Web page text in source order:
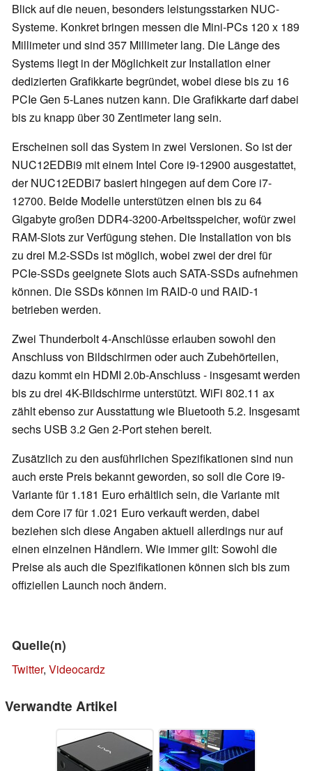
Blick auf die neuen, besonders leistungsstarken NUC-
Systeme. Konkret bringen messen die Mini-PCs 120 x 189
Millimeter und sind 357 Millimeter lang. Die Länge des
Systems liegt in der Möglichkeit zur Installation einer
dedizierten Grafikkarte begründet, wobei diese bis zu 16
PCIe Gen 5-Lanes nutzen kann. Die Grafikkarte darf dabei
bis zu knapp über 30 Zentimeter lang sein.
Erscheinen soll das System in zwei Versionen. So ist der
NUC12EDBi9 mit einem Intel Core i9-12900 ausgestattet,
der NUC12EDBi7 basiert hingegen auf dem Core i7-
12700. Beide Modelle unterstützen einen bis zu 64
Gigabyte großen DDR4-3200-Arbeitsspeicher, wofür zwei
RAM-Slots zur Verfügung stehen. Die Installation von bis
zu drei M.2-SSDs ist möglich, wobei zwei der drei für
PCIe-SSDs geeignete Slots auch SATA-SSDs aufnehmen
können. Die SSDs können im RAID-0 und RAID-1
betrieben werden.
Zwei Thunderbolt 4-Anschlüsse erlauben sowohl den
Anschluss von Bildschirmen oder auch Zubehörteilen,
dazu kommt ein HDMI 2.0b-Anschluss - insgesamt werden
bis zu drei 4K-Bildschirme unterstützt. WiFi 802.11 ax
zählt ebenso zur Ausstattung wie Bluetooth 5.2. Insgesamt
sechs USB 3.2 Gen 2-Port stehen bereit.
Zusätzlich zu den ausführlichen Spezifikationen sind nun
auch erste Preis bekannt geworden, so soll die Core i9-
Variante für 1.181 Euro erhältlich sein, die Variante mit
dem Core i7 für 1.021 Euro verkauft werden, dabei
beziehen sich diese Angaben aktuell allerdings nur auf
einen einzelnen Händlern. Wie immer gilt: Sowohl die
Preise als auch die Spezifikationen können sich bis zum
offiziellen Launch noch ändern.
Quelle(n)
Twitter, Videocardz
Verwandte Artikel